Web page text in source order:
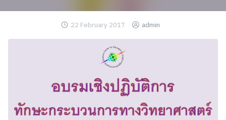
22 February 2017 admin